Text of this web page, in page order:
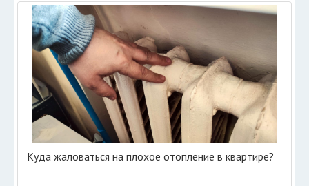
Куда жаловаться на плохое отопление в квартире?